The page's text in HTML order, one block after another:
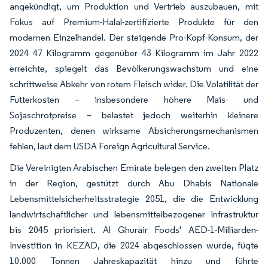
angekündigt, um Produktion und Vertrieb auszubauen, mit
Fokus auf Premium-Halal-zertifizierte Produkte für den
modernen Einzelhandel. Der steigende Pro-Kopf-Konsum, der
2024 47 Kilogramm gegenüber 43 Kilogramm im Jahr 2022
erreichte, spiegelt das Bevölkerungswachstum und eine
schrittweise Abkehr von rotem Fleisch wider. Die Volatilität der
Futterkosten – insbesondere höhere Mais- und
Sojaschrotpreise – belastet jedoch weiterhin kleinere
Produzenten, denen wirksame Absicherungsmechanismen
fehlen, laut dem USDA Foreign Agricultural Service.
Die Vereinigten Arabischen Emirate belegen den zweiten Platz
in der Region, gestützt durch Abu Dhabis Nationale
Lebensmittelsicherheitsstrategie 2051, die die Entwicklung
landwirtschaftlicher und lebensmittelbezogener Infrastruktur
bis 2045 priorisiert. Al Ghurair Foods' AED-1-Milliarden-
Investition in KEZAD, die 2024 abgeschlossen wurde, fügte
10.000 Tonnen Jahreskapazität hinzu und führte